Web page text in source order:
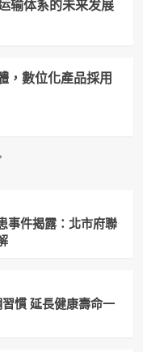
输体系的未来发展
，數位化產品採用
事件揭露：北市府聯
慣 延長健康壽命一